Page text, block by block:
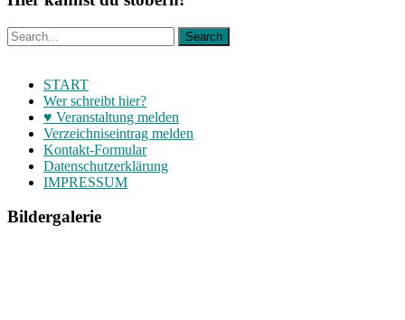
START
Wer schreibt hier?
♥ Veranstaltung melden
Verzeichniseintrag melden
Kontakt-Formular
Datenschutzerklärung
IMPRESSUM
Bildergalerie